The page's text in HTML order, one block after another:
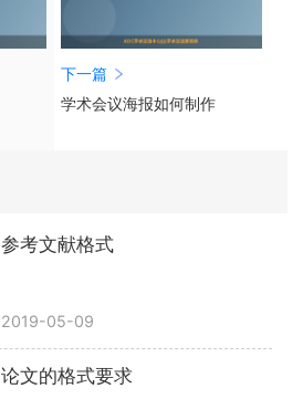
下一篇
学术会议海报如何制作
参考文献格式
2019-05-09
论文的格式要求